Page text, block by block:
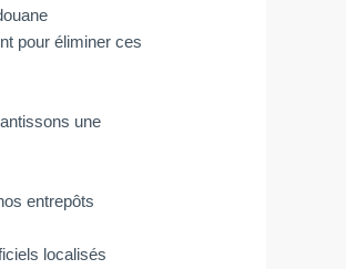
pour éliminer ces
une
entrepôts
localisés